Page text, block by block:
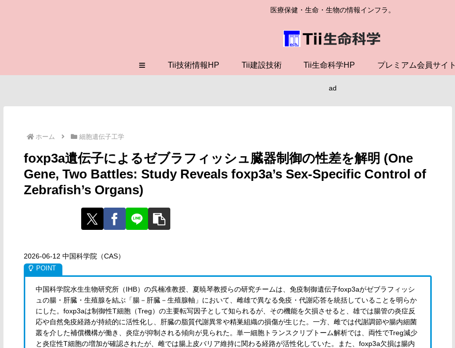
医療保健・生命・生物の情報インフラ。
≡ Tii技術情報HP Tii建設技術 Tii生命科学HP プレミアム会員サイト
ad
ホーム 細胞遺伝子工学
foxp3a遺伝子によるゼブラフィッシュ臓器制御の性差を解明 (One
Gene, Two Battles: Study Reveals foxp3a’s Sex-Specific Control of
Zebrafish’s Organs)
2026-06-12 中国科学院（CAS）
中国科学院水生生物研究所（IHB）の呉楠准教授、夏暁琴教授らの研究チームは、免疫制御遺伝子foxp3aがゼブラフィッシ
ュの腸・肝臓・生殖腺を結ぶ「腸－肝臓－生殖腺軸」において、雌雄で異なる免疫・代謝応答を統括していることを明らか
にした。foxp3aは制御性T細胞（Treg）の主要転写因子として知られるが、その機能を欠損させると、雄では腸管の炎症反
応や自然免疫経路が持続的に活性化し、肝臓の脂質代謝異常や精巣組織の損傷が生じた。一方、雌では代謝調節や腸内細菌
叢を介した補償機構が働き、炎症が抑制される傾向が見られた。単一細胞トランスクリプトーム解析では、両性でTreg減少
と炎症性T細胞の増加が確認されたが、雌では腸上皮バリア維持に関わる経路が活性化していた。また、foxp3a欠損は腸内